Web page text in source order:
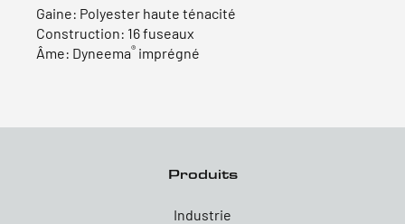
Gaine: Polyester haute ténacité
Construction: 16 fuseaux
Âme: Dyneema® imprégné
Produits
Industrie